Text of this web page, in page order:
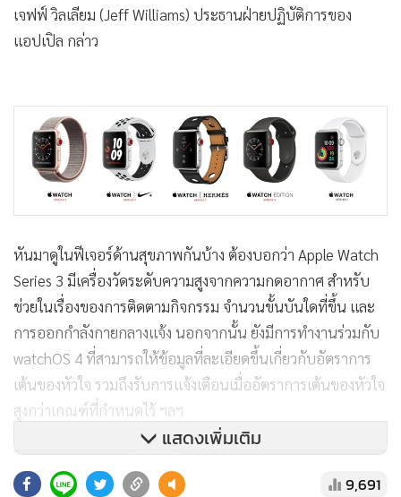
เจฟฟ์ วิลเลียม (Jeff Williams) ประธานฝ่ายปฏิบัติการของ
แอปเปิล กล่าว
หันมาดูในฟีเจอร์ด้านสุขภาพกันบ้าง ต้องบอกว่า Apple Watch
Series 3 มีเครื่องวัดระดับความสูงจากความกดอากาศ สำหรับ
ช่วยในเรื่องของการติดตามกิจกรรม จำนวนขั้นบันใดที่ขึ้น และ
การออกกำลังกายกลางแจ้ง นอกจากนั้น ยังมีการทำงานร่วมกับ
watchOS 4 ที่สามารถให้ข้อมูลที่ละเอียดขึ้นเกี่ยวกับอัตราการ
เต้นของหัวใจ รวมถึงรับการแจ้งเตือนเมื่ออัตราการเต้นของหัวใจ
สูงกว่าเกณฑ์ที่กำหนดไว้ ฯลฯ
แสดงเพิ่มเติม
9,691